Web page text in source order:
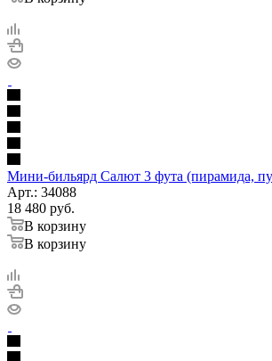
Мини-бильярд Салют 3 фута (пирамида,
Арт.: 34088
18 480 руб.
В корзину
В корзину